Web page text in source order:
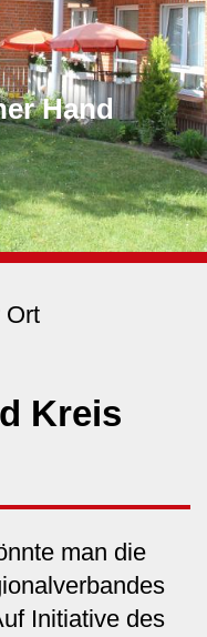
Hand
Ort
Kreis
man die
Initiative des